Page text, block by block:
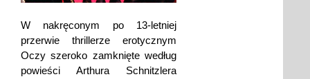
W nakręconym po 13-letniej
przerwie thrillerze erotycznym
Oczy szeroko zamknięte według
powieści Arthura Schnitzlera